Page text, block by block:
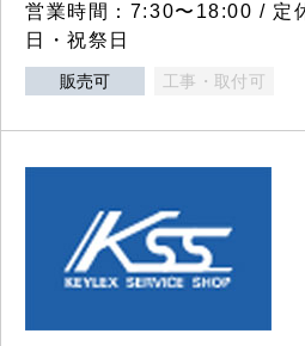
営業時間：7:30〜18:00 / 定
日・祝祭日
販売可 工事・取付可